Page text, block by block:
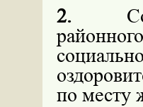
2.
по месту